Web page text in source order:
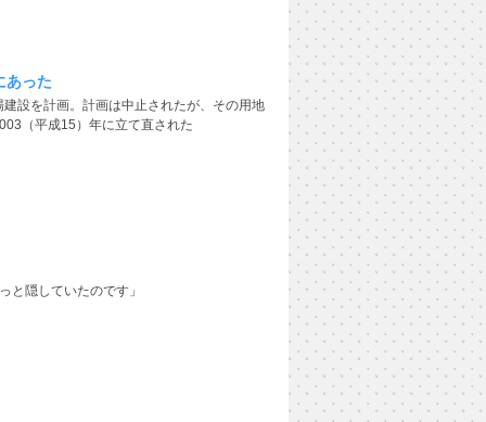
あった
設を計画。計画は中止されたが、その用地
（平成15）年に立て直された
と隠していたのです」